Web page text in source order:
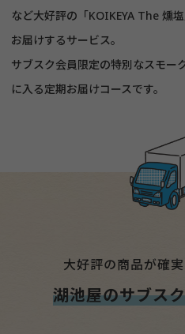
など大好評の 「KOIKEYA The 燻塩
お届けするサービス。
サブスク会員限定の特別なスモー
に入る定期お届けコースです。
大好評の商品が確
湖池屋のサブス